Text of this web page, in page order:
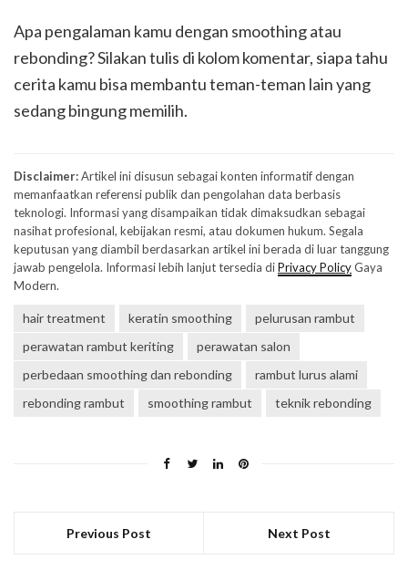
Apa pengalaman kamu dengan smoothing atau
rebonding? Silakan tulis di kolom komentar, siapa tahu
cerita kamu bisa membantu teman-teman lain yang
sedang bingung memilih.
Disclaimer:Artikel ini disusun sebagai konten informatif dengan
memanfaatkan referensi publik dan pengolahan data berbasis
teknologi. Informasi yang disampaikan tidak dimaksudkan sebagai
nasihat profesional, kebijakan resmi, atau dokumen hukum. Segala
keputusan yang diambil berdasarkan artikel ini berada di luar tanggung
jawab pengelola. Informasi lebih lanjut tersedia diPrivacy PolicyGaya
Modern.
hair treatment keratin smoothing
pelurusan rambut
perawatan rambut keriting
perawatan salon
perbedaan smoothing dan rebonding
rambut lurus alami
rebonding rambut
smoothing rambut teknik rebonding
Previous Post Next Post